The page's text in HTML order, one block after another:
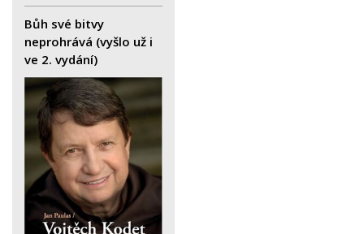
Bůh své bitvy
neprohrává (vyšlo už i
ve 2. vydání)